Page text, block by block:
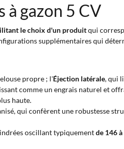
gazon 5 CV
le choix d'un produitqui
supplémentaires qui
propre ; l'Éjection latérale, qui
comme un engrais naturel et
haute.
qui confèrent une robustesse
oscillant typiquementde 146